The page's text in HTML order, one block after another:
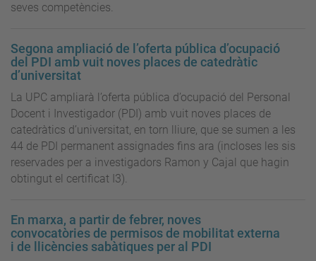
seves competències.
Segona ampliació de l’oferta pública d’ocupació
del PDI amb vuit noves places de catedràtic
d’universitat
La UPC ampliarà l’oferta pública d’ocupació del Personal
Docent i Investigador (PDI) amb vuit noves places de
catedràtics d’universitat, en torn lliure, que se sumen a les
44 de PDI permanent assignades fins ara (incloses les sis
reservades per a investigadors Ramon y Cajal que hagin
obtingut el certificat I3).
En marxa, a partir de febrer, noves
convocatòries de permisos de mobilitat externa
i de llicències sabàtiques per al PDI